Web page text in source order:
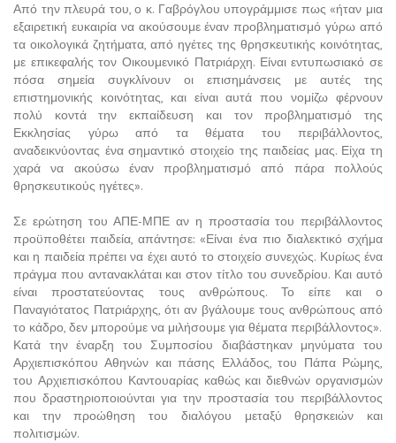
Από την πλευρά του, ο κ. Γαβρόγλου υπογράμμισε πως «ήταν μια
εξαιρετική ευκαιρία να ακούσουμε έναν προβληματισμό γύρω από
τα οικολογικά ζητήματα, από ηγέτες της θρησκευτικής κοινότητας,
με επικεφαλής τον Οικουμενικό Πατριάρχη. Είναι εντυπωσιακό σε
πόσα σημεία συγκλίνουν οι επισημάνσεις με αυτές της
επιστημονικής κοινότητας, και είναι αυτά που νομίζω φέρνουν
πολύ κοντά την εκπαίδευση και τον προβληματισμό της
Εκκλησίας γύρω από τα θέματα του περιβάλλοντος,
αναδεικνύοντας ένα σημαντικό στοιχείο της παιδείας μας. Είχα τη
χαρά να ακούσω έναν προβληματισμό από πάρα πολλούς
θρησκευτικούς ηγέτες».
Σε ερώτηση του ΑΠΕ-ΜΠΕ αν η προστασία του περιβάλλοντος
προϋποθέτει παιδεία, απάντησε: «Είναι ένα πιο διαλεκτικό σχήμα
και η παιδεία πρέπει να έχει αυτό το στοιχείο συνεχώς. Κυρίως ένα
πράγμα που αντανακλάται και στον τίτλο του συνεδρίου. Και αυτό
είναι προστατεύοντας τους ανθρώπους. Το είπε και ο
Παναγιότατος Πατριάρχης, ότι αν βγάλουμε τους ανθρώπους από
το κάδρο, δεν μπορούμε να μιλήσουμε για θέματα περιβάλλοντος».
Κατά την έναρξη του Συμποσίου διαβάστηκαν μηνύματα του
Αρχιεπισκόπου Αθηνών και πάσης Ελλάδος, του Πάπα Ρώμης,
του Αρχιεπισκόπου Καντουαρίας καθώς και διεθνών οργανισμών
που δραστηριοποιούνται για την προστασία του περιβάλλοντος
και την προώθηση του διαλόγου μεταξύ θρησκειών και
πολιτισμών.